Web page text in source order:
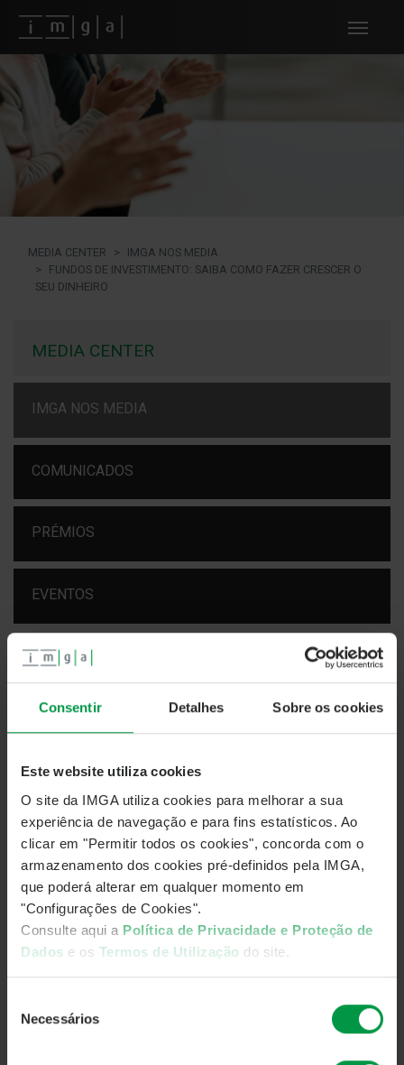
Consentir Detalhes Sobre os cookies
Este website utiliza cookies
O site da IMGA utiliza cookies para melhorar a sua
experiência de navegação e para fins estatísticos. Ao
clicar em "Permitir todos os cookies", concorda com o
armazenamento dos cookies pré-definidos pela IMGA,
que poderá alterar em qualquer momento em
"Configurações de Cookies".
Consulte aqui a Política de Privacidade e Proteção de
Dados e os Termos de Utilização do site.
Necessários
Fundos imga
MEDIA CENTER
IMGA NOS MEDIA
FUNDOS DE INVESTIMENTO: SAIBA COMO FAZER CRESCER O
SEU DINHEIRO
MEDIA CENTER
IMGA NOS MEDIA
COMUNICADOS
PRÉMIOS
EVENTOS
IMGA NOS MEDIA
FUNDOS DE INVESTIMENTO:
SAIBA COMO FAZER
CRESCER O SEU DINHEIRO
23 outubro 2018
Os fundos de investimento estão ao seu alcance. Face ao
novo enquadramento mundial investir em mercados de
capitais significa tirar partido de uma ampla diversidade de
alternativas. Saiba como.
Ler artigo completo
Fonte:Observador